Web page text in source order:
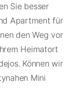
Sie besser
Apartment für
den Weg vor
Heimatort
Können wir
Mini